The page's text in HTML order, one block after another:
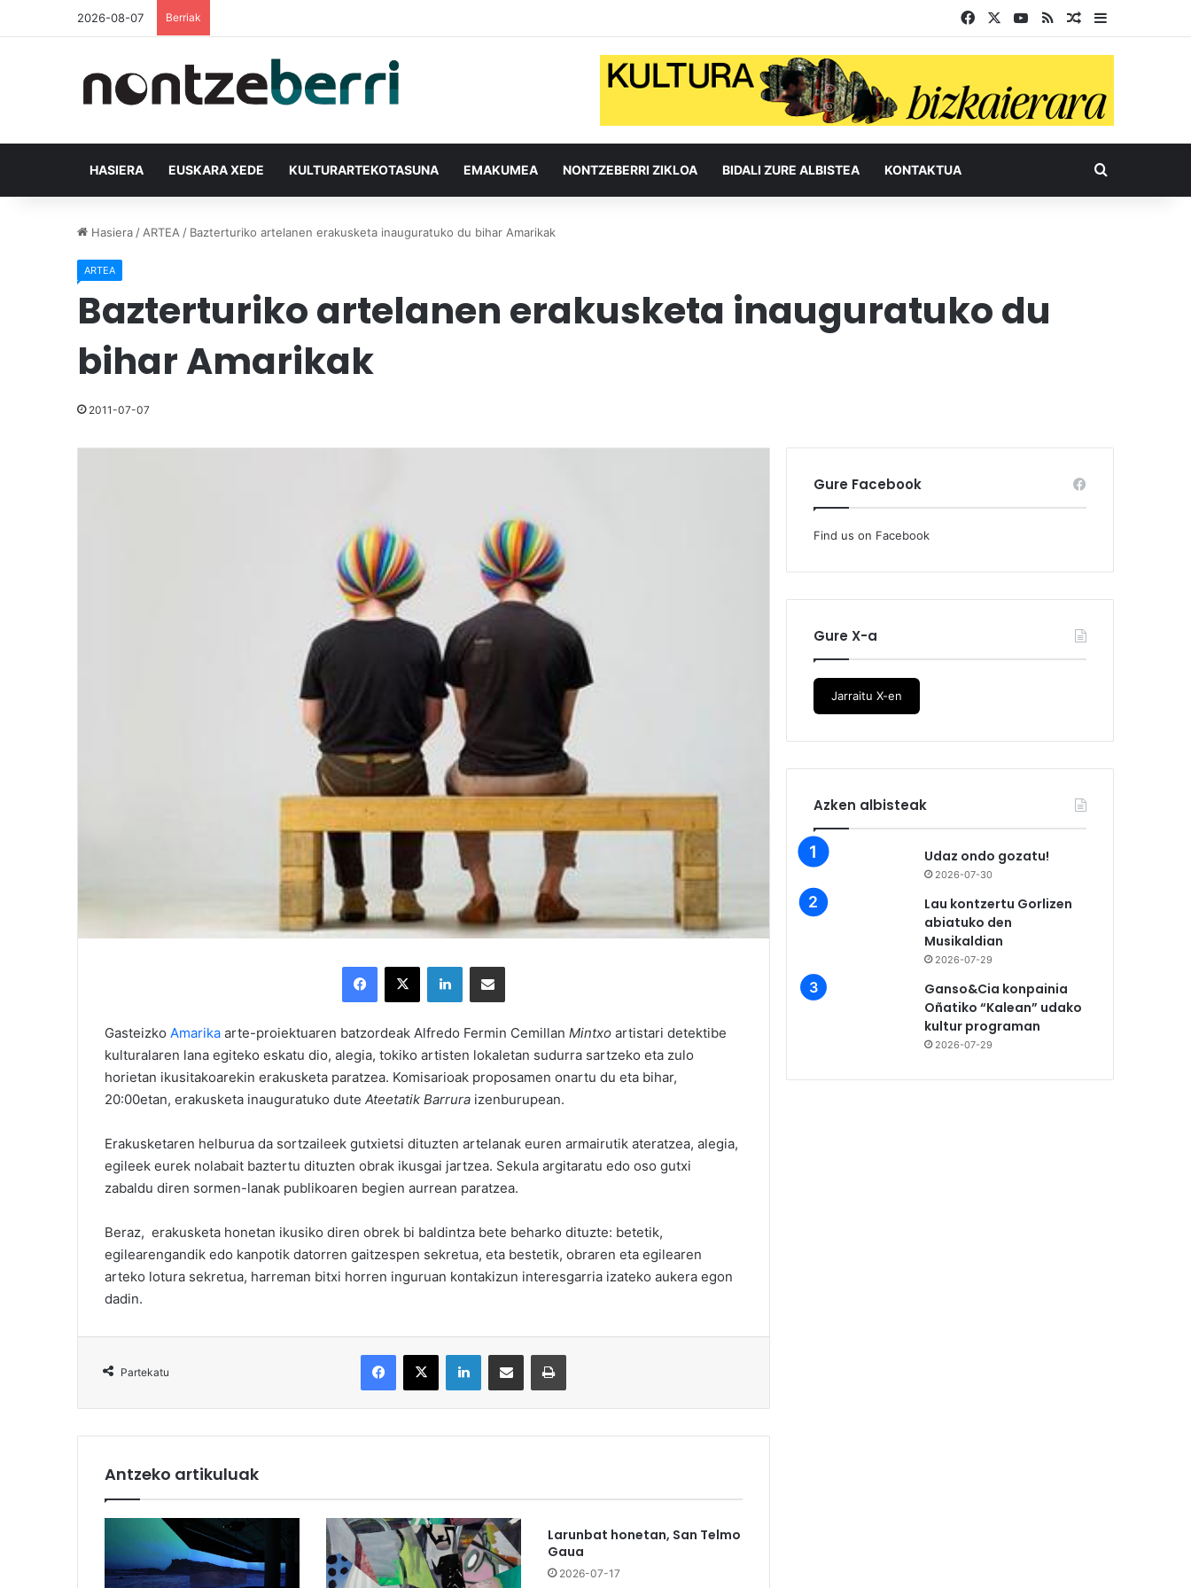
2026-08-07 Berriak Facebook YouTube
RSS Ausazko
HASIERA EUSKARA XEDE KULTURARTEKOTASUNA EMAKUMEA NONTZEBERRI ZIKLOA BIDALI ZURE ALBISTEA KONTAKTUA Bilatu
Hasiera / ARTEA / Bazterturiko artelanen erakusketa inauguratuko du bihar Amarikak
ARTEA
Bazterturiko artelanen erakusketa inauguratuko du
bihar Amarikak
2011-07-07
Gasteizko Amarika arte-proiektuaren batzordeak Alfredo Fermin Cemillan Mintxo artistari detektibe
kulturalaren lana egiteko eskatu dio, alegia, tokiko artisten lokaletan sudurra sartzeko eta zulo
horietan ikusitakoarekin erakusketa paratzea. Komisarioak proposamen onartu du eta bihar,
20:00etan, erakusketa inauguratuko dute Ateetatik Barrura izenburupean.
Erakusketaren helburua da sortzaileek gutxietsi dituzten artelanak euren armairutik ateratzea, alegia,
egileek eurek nolabait baztertu dituzten obrak ikusgai jartzea. Sekula argitaratu edo oso gutxi
zabaldu diren sormen-lanak publikoaren begien aurrean paratzea.
Beraz, erakusketa honetan ikusiko diren obrek bi baldintza bete beharko dituzte: betetik,
egilearengandik edo kanpotik datorren gaitzespen sekretua, eta bestetik, obraren eta egilearen
arteko lotura sekretua, harreman bitxi horren inguruan kontakizun interesgarria izateko aukera egon
dadin.
Partekatu
Antzeko artikuluak
Larunbat honetan, San Telmo
Gaua
2026-07-17
Gure Facebook
Find us on Facebook
Gure X-a
Jarraitu X-en
Azken albisteak
Udaz ondo gozatu!
2026-07-30
Lau kontzertu Gorlizen
abiatuko den
Musikaldian
2026-07-29
Ganso&Cia konpainia
Oñatiko “Kalean” udako
kultur programan
2026-07-29